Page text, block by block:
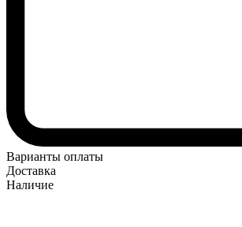
Варианты оплаты
Доставка
Наличие